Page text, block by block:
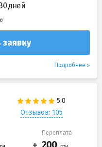
дней
Подробнее
Отзывов: 105
Переплата